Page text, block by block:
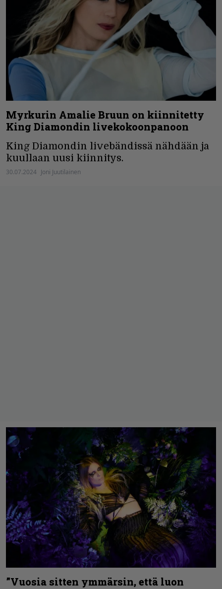
Myrkurin Amalie Bruun on kiinnitetty
King Diamondin livekokoonpanoon
King Diamondin livebändissä nähdään ja
kuullaan uusi kiinnitys.
30.07.2024 Joni Juutilainen
”Vuosia sitten ymmärsin, että luon